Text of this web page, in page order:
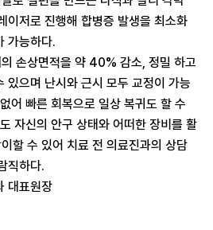
이저로 진행해 합병증 발생을 최소화
가능하다.
손상면적을 약 40% 감소, 정밀 하고
있으며 난시와 근시 모두 교정이 가능
어 빠른 회복으로 일상 복귀도 할 수
자신의 안구 상태와 어떠한 장비를 활
할 수 있어 치료 전 의료진과의 상담
직하다.
대표원장